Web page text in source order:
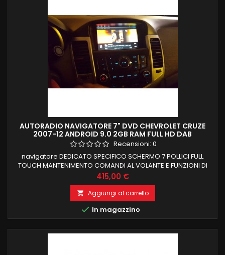
AUTORADIO NAVIGATORE 7" DVD CHEVROLET CRUZE
2007-12 ANDROID 9.0 2GB RAM FULL HD DAB
Recensioni: 0
navigatore DEDICATO SPECIFICO SCHERMO 7 POLLICI FULL
TOUCH MANTENIMENTO COMANDI AL VOLANTE E FUNZIONI DI
BORDO CHEVROLET CRUZE DAL 2007 AL 2012 PROCESSORE
QUADCORE 2 GB RAM 32 GB ROM ANDROID 9.0 FUNZIONE
MIRRORLINK COMPATIBILE MODULO DAB+WIFI
INTEGRATO BLUETOOTH INTEGRATO ingresso camera e aux
Prezzo
415,00 €
 Aggiungi al carrello
 In magazzino